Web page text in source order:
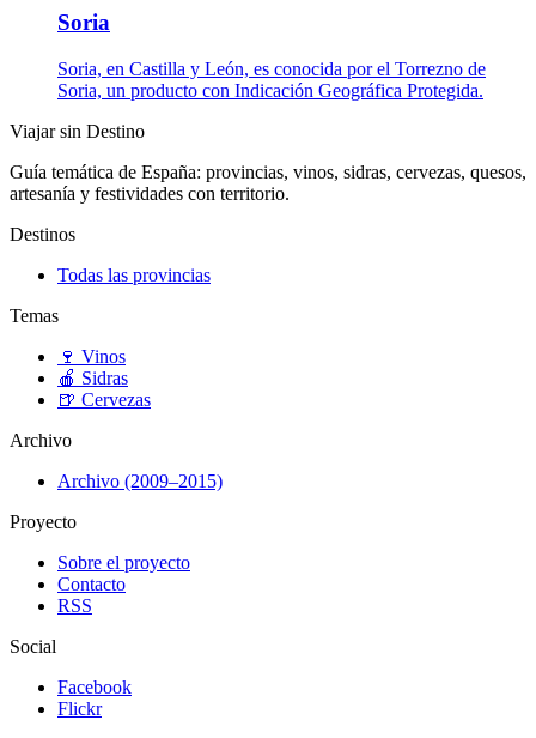
Soria
Soria, en Castilla y León, es conocida por el Torrezno de
Soria, un producto con Indicación Geográfica Protegida.
Viajar sin Destino
Guía temática de España: provincias, vinos, sidras, cervezas, quesos,
artesanía y festividades con territorio.
Destinos
Todas las provincias
Temas
🍷 Vinos
🍎 Sidras
🍺 Cervezas
Archivo
Archivo (2009–2015)
Proyecto
Sobre el proyecto
Contacto
RSS
Social
Facebook
Flickr